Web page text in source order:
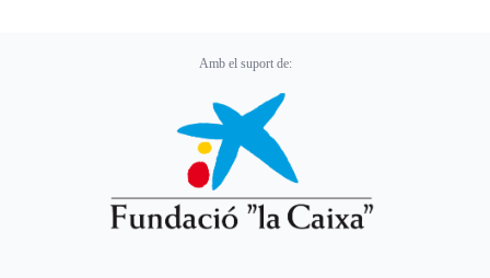
Amb el suport de: